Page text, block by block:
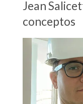
Jean
conceptos